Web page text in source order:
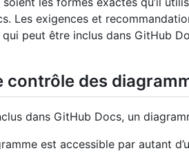
Les exigences et
peut être inclus dans GitHub
contrôle des
dans GitHub Docs, un
est accessible par autant